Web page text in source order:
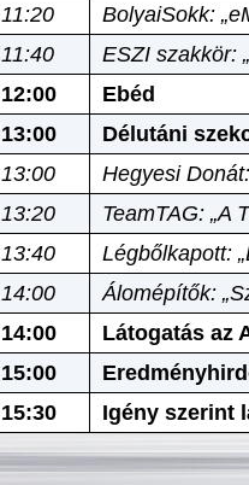
11:20
BolyaiSokk:
11:40
ESZI szakkör:
12:00
Ebéd
13:00
Délutáni
13:00
Hegyesi
13:20
TeamTAG: „A
13:40
Légbőlkapott:
14:00
Álomépítők:
14:00
Látogatás az
15:00
15:30
Igény szerint